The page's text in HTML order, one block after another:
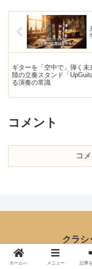
ギターを「空中で」弾く未
陸の立奏スタンド「
る演奏の常識
コメント
コ
クラシ
運営者情報
ホームへ メニュー 記事